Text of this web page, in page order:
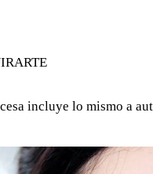
incluye lo mismo a